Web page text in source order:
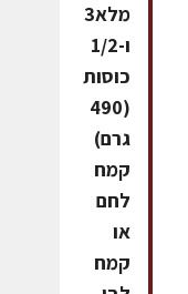
מלא3
ו-1/2
כוסות
(490
גרם)
קמח
לחם
או
קמח